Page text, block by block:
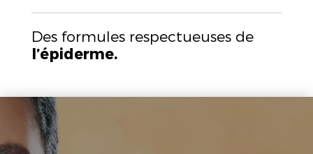
Des formules respectueuses de
l’épiderme.